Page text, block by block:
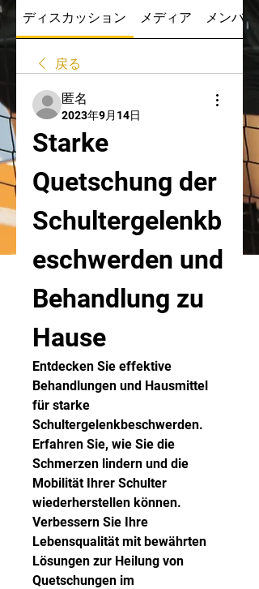
ディスカッション メディア メンバー
戻る
匿名
2023年9月14日
Starke
Quetschung der
Schultergelenkb
eschwerden und
Behandlung zu
Hause
Entdecken Sie effektive
Behandlungen und Hausmittel
für starke
Schultergelenkbeschwerden.
Erfahren Sie, wie Sie die
Schmerzen lindern und die
Mobilität Ihrer Schulter
wiederherstellen können.
Verbessern Sie Ihre
Lebensqualität mit bewährten
Lösungen zur Heilung von
Quetschungen im